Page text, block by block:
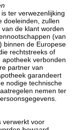
ter verwezenlijking
doeleinden, zullen
de klant worden
(van
binnen de Europese
rechtstreeks of
verbonden
partner van
garandeert
nodige technische
nemen ter
verwerkt voor